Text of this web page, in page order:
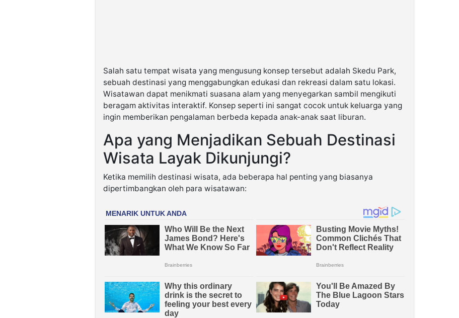
Salah satu tempat wisata yang mengusung konsep tersebut adalah Skedu Park,
sebuah destinasi yang menggabungkan edukasi dan rekreasi dalam satu lokasi.
Wisatawan dapat menikmati suasana alam yang menyegarkan sambil mengikuti
beragam aktivitas interaktif. Konsep seperti ini sangat cocok untuk keluarga yang
ingin memberikan pengalaman berbeda kepada anak-anak saat liburan.
Apa yang Menjadikan Sebuah Destinasi
Wisata Layak Dikunjungi?
Ketika memilih destinasi wisata, ada beberapa hal penting yang biasanya
dipertimbangkan oleh para wisatawan: